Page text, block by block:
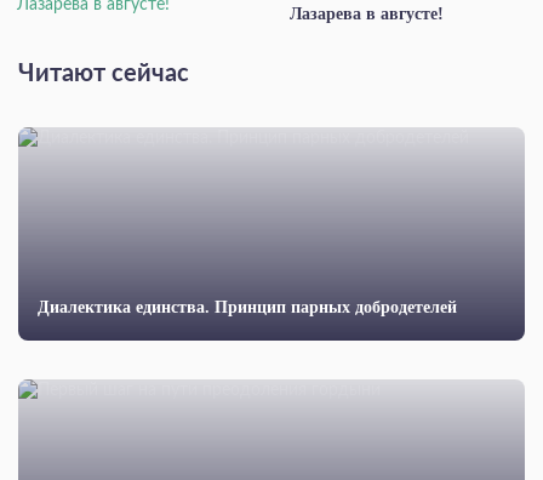
Лазарева в августе!
Читают сейчас
Диалектика единства. Принцип парных добродетелей